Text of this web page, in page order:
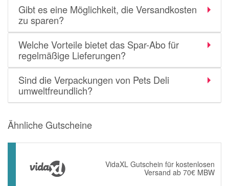
Gibt es eine Möglichkeit, die Versandkosten
zu sparen?
Welche Vorteile bietet das Spar-Abo für
regelmäßige Lieferungen?
Sind die Verpackungen von Pets Deli
umweltfreundlich?
Ähnliche Gutscheine
VidaXL Gutschein für kostenlosen
Versand ab 70€ MBW